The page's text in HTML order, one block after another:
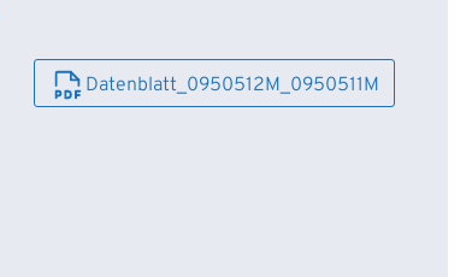
Datenblatt_0950512M_0950511M